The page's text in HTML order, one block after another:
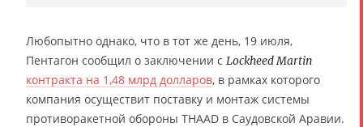
Любопытно однако, что в тот же день, 19 июля,
Пентагон сообщил о заключении с Lockheed Martin
контракта на 1,48 млрд долларов, в рамках которого
компания осуществит поставку и монтаж системы
противоракетной обороны THAAD в Саудовской Аравии.